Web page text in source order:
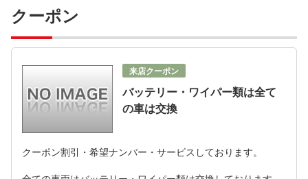
クーポン
来店クーポン
バッテリー・ワイパー類は全て
の車は交換
クーポン割引・希望ナンバー・サービスしております。